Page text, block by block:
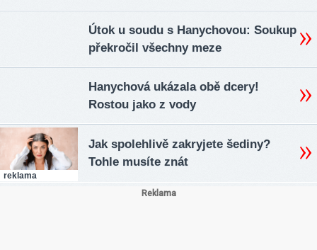
Útok u soudu s Hanychovou: Soukup
překročil všechny meze
Hanychová ukázala obě dcery!
Rostou jako z vody
reklama
Jak spolehlivě zakryjete šediny?
Tohle musíte znát